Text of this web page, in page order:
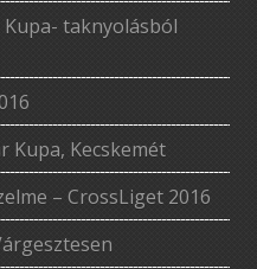
Kupa- taknyolásból
Kupa, Kecskemét
– CrossLiget 2016